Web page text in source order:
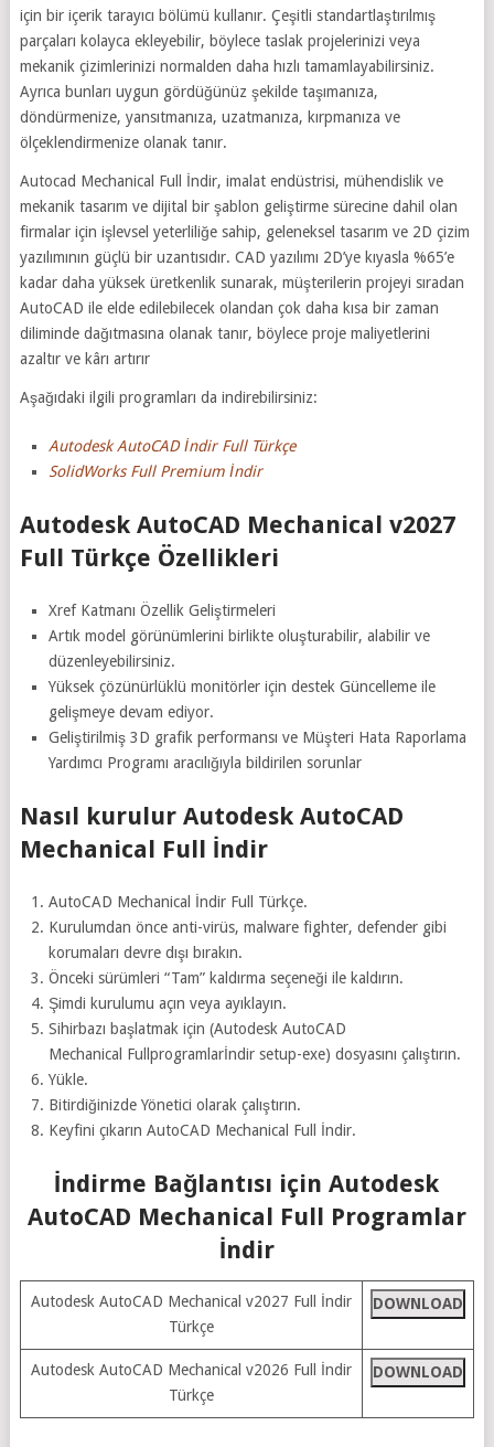
için bir içerik tarayıcı bölümü kullanır. Çeşitli standartlaştırılmış
parçaları kolayca ekleyebilir, böylece taslak projelerinizi veya
mekanik çizimlerinizi normalden daha hızlı tamamlayabilirsiniz.
Ayrıca bunları uygun gördüğünüz şekilde taşımanıza,
döndürmenize, yansıtmanıza, uzatmanıza, kırpmanıza ve
ölçeklendirmenize olanak tanır.
Autocad Mechanical Full İndir, imalat endüstrisi, mühendislik ve
mekanik tasarım ve dijital bir şablon geliştirme sürecine dahil olan
firmalar için işlevsel yeterliliğe sahip, geleneksel tasarım ve 2D çizim
yazılımının güçlü bir uzantısıdır. CAD yazılımı 2D’ye kıyasla %65’e
kadar daha yüksek üretkenlik sunarak, müşterilerin projeyi sıradan
AutoCAD ile elde edilebilecek olandan çok daha kısa bir zaman
diliminde dağıtmasına olanak tanır, böylece proje maliyetlerini
azaltır ve kârı artırır
Aşağıdaki ilgili programları da indirebilirsiniz:
Autodesk AutoCAD İndir Full Türkçe
SolidWorks Full Premium İndir
Autodesk AutoCAD Mechanical v2027
Full Türkçe Özellikleri
Xref Katmanı Özellik Geliştirmeleri
Artık model görünümlerini birlikte oluşturabilir, alabilir ve
düzenleyebilirsiniz.
Yüksek çözünürlüklü monitörler için destek Güncelleme ile
gelişmeye devam ediyor.
Geliştirilmiş 3D grafik performansı ve Müşteri Hata Raporlama
Yardımcı Programı aracılığıyla bildirilen sorunlar
Nasıl kurulur Autodesk AutoCAD
Mechanical Full İndir
AutoCAD Mechanical İndir Full Türkçe.
Kurulumdan önce anti-virüs, malware fighter, defender gibi
korumaları devre dışı bırakın.
Önceki sürümleri “Tam” kaldırma seçeneği ile kaldırın.
Şimdi kurulumu açın veya ayıklayın.
Sihirbazı başlatmak için (Autodesk AutoCAD
Mechanical Fullprogramlarİndir setup-exe) dosyasını çalıştırın.
Yükle.
Bitirdiğinizde Yönetici olarak çalıştırın.
Keyfini çıkarın AutoCAD Mechanical Full İndir.
İndirme Bağlantısı için Autodesk
AutoCAD Mechanical Full Programlar
İndir
Autodesk AutoCAD Mechanical v2027 Full İndir
Türkçe
DOWNLOAD
Autodesk AutoCAD Mechanical v2026 Full İndir
Türkçe
DOWNLOAD